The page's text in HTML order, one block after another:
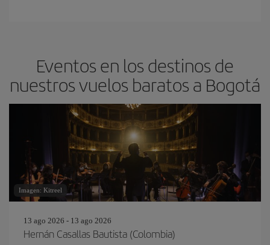
Eventos en los destinos de
nuestros vuelos baratos a Bogotá
Imagen: Kitreel
13 ago 2026 - 13 ago 2026
Hernán Casallas Bautista (Colombia)